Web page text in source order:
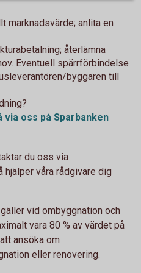
marknadsvärde; anlita en
återlämna
Eventuell spärrförbindelse
byggaren till
via oss på Sparbanken
du oss via
hjälper våra rådgivare dig
vid ombyggnation och
vara 80 % av värdet på
ansöka om
eller renovering.